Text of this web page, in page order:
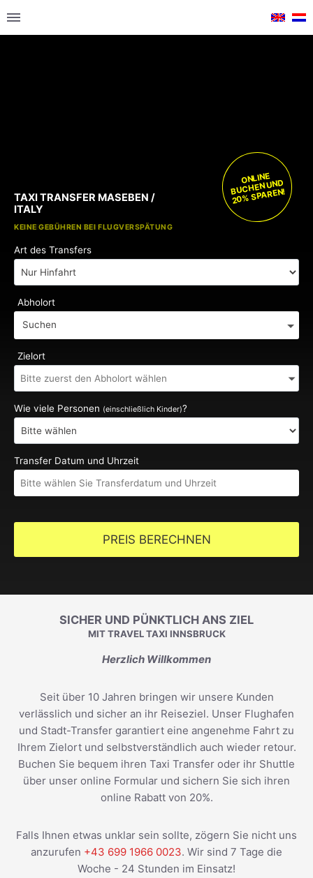
KOSTENLOSE KINDERSITZE
KEINE GEBÜHREN BEI FLUGVERSPÄTUNG
TAXI TRANSFER MASEBEN /
ITALY
ONLINE
BUCHEN UND
20% SPAREN!
Art des Transfers
Abholort
Suchen
Zielort
Wie viele Personen (einschließlich Kinder)?
Transfer Datum und Uhrzeit
PREIS BERECHNEN
SICHER UND PÜNKTLICH ANS ZIEL
MIT TRAVEL TAXI INNSBRUCK
Herzlich Willkommen
Seit über 10 Jahren bringen wir unsere Kunden
verlässlich und sicher an ihr Reiseziel. Unser Flughafen
und Stadt-Transfer garantiert eine angenehme Fahrt zu
Ihrem Zielort und selbstverständlich auch wieder retour.
Buchen Sie bequem ihren Taxi Transfer oder ihr Shuttle
über unser online Formular und sichern Sie sich ihren
online Rabatt von 20%.
Falls Ihnen etwas unklar sein sollte, zögern Sie nicht uns
anzurufen +43 699 1966 0023. Wir sind 7 Tage die
Woche - 24 Stunden im Einsatz!